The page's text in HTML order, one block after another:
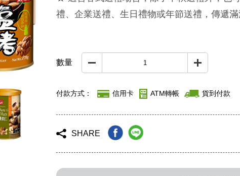
禮、企業送禮、生日禮物或年節送禮，傳遞滿
數量
付款方式： 信用卡 ATM轉帳 貨到付款
SHARE